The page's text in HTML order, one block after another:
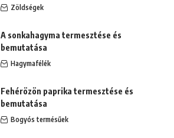
Zöldségek
A sonkahagyma termesztése és
bemutatása
Hagymafélék
Fehérözön paprika termesztése és
bemutatása
Bogyós termésűek